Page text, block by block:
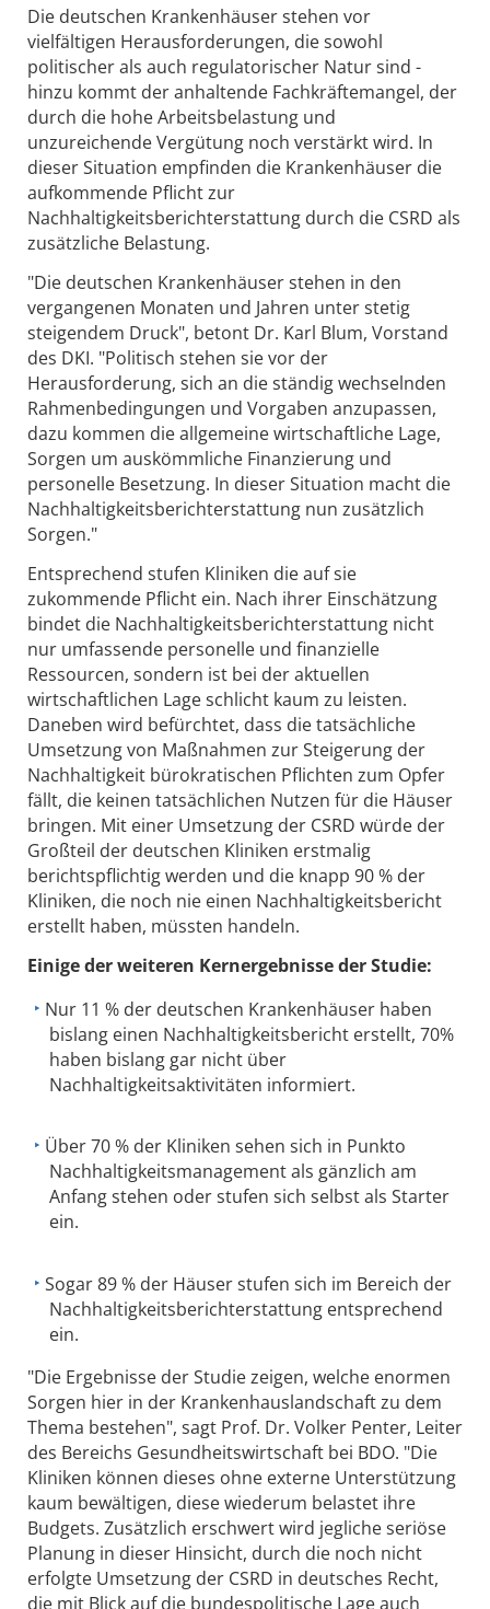
Die deutschen Krankenhäuser stehen vor
vielfältigen Herausforderungen, die sowohl
politischer als auch regulatorischer Natur sind -
hinzu kommt der anhaltende Fachkräftemangel, der
durch die hohe Arbeitsbelastung und
unzureichende Vergütung noch verstärkt wird. In
dieser Situation empfinden die Krankenhäuser die
aufkommende Pflicht zur
Nachhaltigkeitsberichterstattung durch die CSRD als
zusätzliche Belastung.
"Die deutschen Krankenhäuser stehen in den
vergangenen Monaten und Jahren unter stetig
steigendem Druck", betont Dr. Karl Blum, Vorstand
des DKI. "Politisch stehen sie vor der
Herausforderung, sich an die ständig wechselnden
Rahmenbedingungen und Vorgaben anzupassen,
dazu kommen die allgemeine wirtschaftliche Lage,
Sorgen um auskömmliche Finanzierung und
personelle Besetzung. In dieser Situation macht die
Nachhaltigkeitsberichterstattung nun zusätzlich
Sorgen."
Entsprechend stufen Kliniken die auf sie
zukommende Pflicht ein. Nach ihrer Einschätzung
bindet die Nachhaltigkeitsberichterstattung nicht
nur umfassende personelle und finanzielle
Ressourcen, sondern ist bei der aktuellen
wirtschaftlichen Lage schlicht kaum zu leisten.
Daneben wird befürchtet, dass die tatsächliche
Umsetzung von Maßnahmen zur Steigerung der
Nachhaltigkeit bürokratischen Pflichten zum Opfer
fällt, die keinen tatsächlichen Nutzen für die Häuser
bringen. Mit einer Umsetzung der CSRD würde der
Großteil der deutschen Kliniken erstmalig
berichtspflichtig werden und die knapp 90 % der
Kliniken, die noch nie einen Nachhaltigkeitsbericht
erstellt haben, müssten handeln.
Einige der weiteren Kernergebnisse der Studie:
Nur 11 % der deutschen Krankenhäuser haben
bislang einen Nachhaltigkeitsbericht erstellt, 70%
haben bislang gar nicht über
Nachhaltigkeitsaktivitäten informiert.
Über 70 % der Kliniken sehen sich in Punkto
Nachhaltigkeitsmanagement als gänzlich am
Anfang stehen oder stufen sich selbst als Starter
ein.
Sogar 89 % der Häuser stufen sich im Bereich der
Nachhaltigkeitsberichterstattung entsprechend
ein.
"Die Ergebnisse der Studie zeigen, welche enormen
Sorgen hier in der Krankenhauslandschaft zu dem
Thema bestehen", sagt Prof. Dr. Volker Penter, Leiter
des Bereichs Gesundheitswirtschaft bei BDO. "Die
Kliniken können dieses ohne externe Unterstützung
kaum bewältigen, diese wiederum belastet ihre
Budgets. Zusätzlich erschwert wird jegliche seriöse
Planung in dieser Hinsicht, durch die noch nicht
erfolgte Umsetzung der CSRD in deutsches Recht,
die mit Blick auf die bundespolitische Lage auch